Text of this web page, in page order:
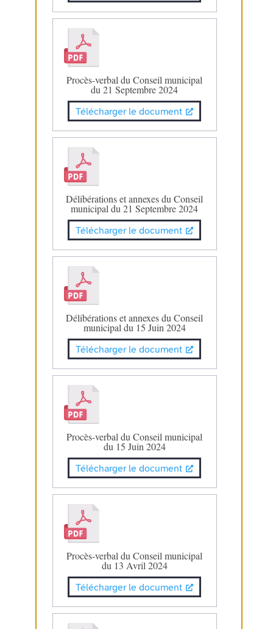
Procès-verbal du Conseil municipal
du 21 Septembre 2024
Télécharger le document
Délibérations et annexes du Conseil
municipal du 21 Septembre 2024
Télécharger le document
Délibérations et annexes du Conseil
municipal du 15 Juin 2024
Télécharger le document
Procès-verbal du Conseil municipal
du 15 Juin 2024
Télécharger le document
Procès-verbal du Conseil municipal
du 13 Avril 2024
Télécharger le document